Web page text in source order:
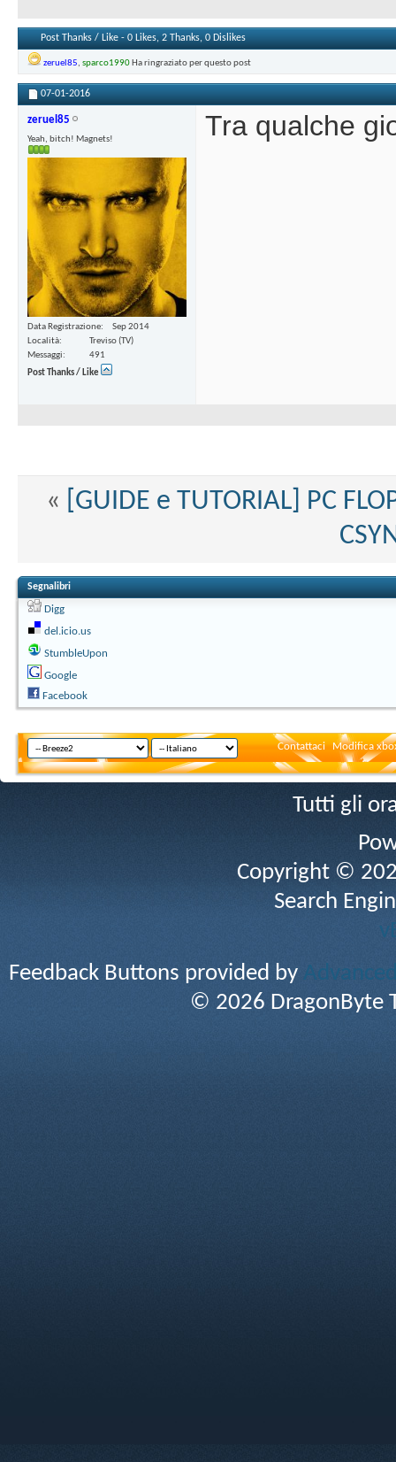
Post Thanks / Like - 0 Likes, 2 Thanks, 0 Dislikes
zeruel85, sparco1990Ha ringraziato per questo post
07-01-2016
zeruel85
Yeah, bitch! Magnets!
Data Registrazione
Sep 2014
Località
Treviso (TV)
Messaggi
491
Post Thanks / Like
Tra qualche
«
[GUIDE e TUTORIAL] PC
Segnalibri
Digg
del.icio.us
StumbleUpon
Google
Facebook
Contattaci Modifica
Tutti gli
Copyright ©
Search
Feedback Buttons provided by
© 2026 DragonByte